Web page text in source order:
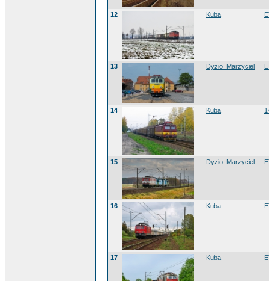
12 Kuba
13 Dyzio_Marzyciel
14 Kuba
15 Dyzio_Marzyciel
16 Kuba
17 Kuba